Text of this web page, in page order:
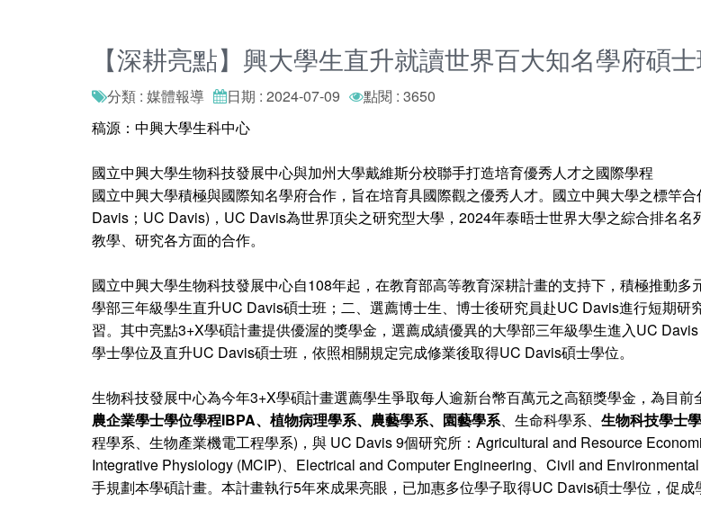
【深耕亮點】興大學生直升就讀世界百大知名學府碩
分類 : 媒體報導 日期 : 2024-07-09
點閱 : 3650
稿源：中興大學生科中心
國立中興大學生物科技發展中心與加州大學戴維斯分校聯手打造培育優秀人才之國際學程
國立中興大學積極與國際知名學府合作，旨在培育具國際觀之優秀人才。國立中興大學之標竿
Davis；UC Davis)，UC Davis為世界頂尖之研究型大學，2024年泰晤士世界大學之綜合排名
教學、研究各方面的合作。
國立中興大學生物科技發展中心自108年起，在教育部高等教育深耕計畫的支持下，積極推動
學部三年級學生直升UC Davis碩士班；二、選薦博士生、博士後研究員赴UC Davis進行短期
習。其中亮點3+X學碩計畫提供優渥的獎學金，選薦成績優異的大學部三年級學生進入UC
學士學位及直升UC Davis碩士班，依照相關規定完成修業後取得UC Davis碩士學位。
生物科技發展中心為今年3+X學碩計畫選薦學生爭取每人逾新台幣百萬元之高額獎學金，為目前
農企業學士學位學程IBPA、植物病理學系、農藝學系、園藝學系、生命科學系、 生物科技學士
程學系、生物產業機電工程學系)，與 UC Davis 9個研究所：Agricultural and Resource
Integrative Physiology (MCIP)、Electrical and Computer Engineering、Civil and
手規劃本學碩計畫。本計畫執行5年來成果亮眼，已加惠多位學子取得UC Davis碩士學位，促成